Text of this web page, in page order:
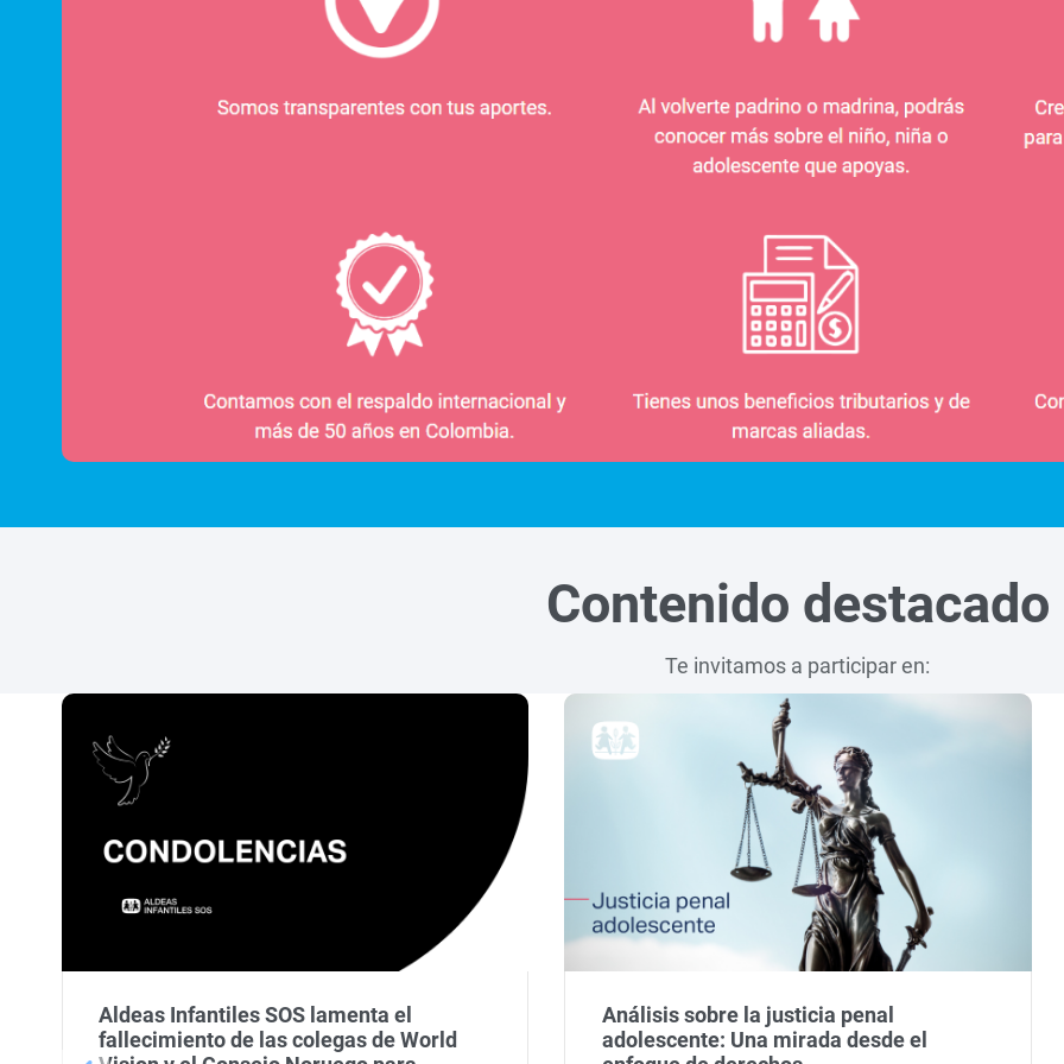
Contenido destacado
Te invitamos a participar en:
Aldeas Infantiles SOS lamenta el
fallecimiento de las colegas de World
Análisis sobre la justicia penal
adolescente: Una mirada desde el